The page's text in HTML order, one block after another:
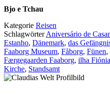
Bjo e Tchau
Kategorie Reisen
SchlagwörterAniversário de
Estanho, Dänemark, das
Faaborg Museum, Fåborg, Fünen,
Færgegaarden Faaborg, ilha Fiónia
Kirche, Standsamt